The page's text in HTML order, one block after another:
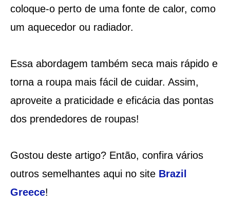
coloque-o perto de uma fonte de calor, como
um aquecedor ou radiador.
Essa abordagem também seca mais rápido e
torna a roupa mais fácil de cuidar. Assim,
aproveite a praticidade e eficácia das pontas
dos prendedores de roupas!
Gostou deste artigo? Então, confira vários
outros semelhantes aqui no site Brazil
Greece!